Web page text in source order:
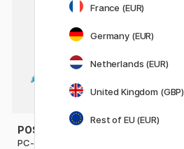
POSCA
PC-3M Fine
France (EUR)
Germany (EUR)
Netherlands (EUR)
United Kingdom (GBP)
Rest of EU (EUR)